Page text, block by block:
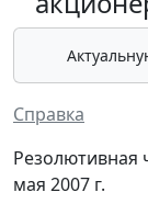
Справка
Резолютивная
мая 2007 г.